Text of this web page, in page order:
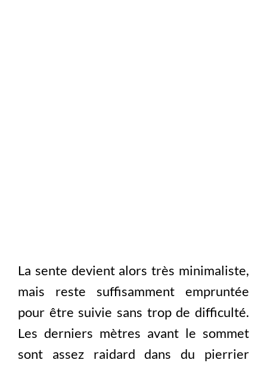
La sente devient alors très minimaliste,
mais reste suffisamment empruntée
pour être suivie sans trop de difficulté.
Les derniers mètres avant le sommet
sont assez raidard dans du pierrier